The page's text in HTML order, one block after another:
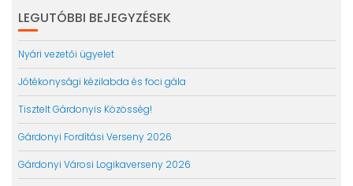
LEGUTÓBBI BEJEGYZÉSEK
Nyári vezetői ügyelet
Jótékonysági kézilabda és foci gála
Tisztelt Gárdonyis Közösség!
Gárdonyi Fordítási Verseny 2026
Gárdonyi Városi Logikaverseny 2026